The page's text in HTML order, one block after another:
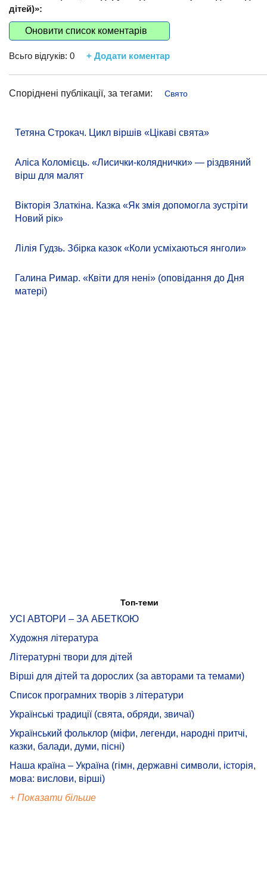
дітей)»:
Оновити список коментарів
Всьго відгуків: 0 + Додати коментар
Споріднені публікації, за тегами: Свято
Тетяна Строкач. Цикл віршів «Цікаві свята»
Аліса Коломієць. «Лисички-коляднички» — різдвяний
вірш для малят
Вікторія Златкіна. Казка «Як змія допомогла зустріти
Новий рік»
Лілія Гудзь. Збірка казок «Коли усміхаються янголи»
Галина Римар. «Квіти для нені» (оповідання до Дня
матері)
Топ-теми
УСІ АВТОРИ – ЗА АБЕТКОЮ
Художня література
Літературні твори для дітей
Вірші для дітей та дорослих (за авторами та темами)
Список програмних творів з літератури
Українські традиції (свята, обряди, звичаї)
Український фольклор (міфи, легенди, народні притчі,
казки, балади, думи, пісні)
Наша країна – Україна (гімн, державні символи, історія,
мова: вислови, вірші)
+ Показати більше